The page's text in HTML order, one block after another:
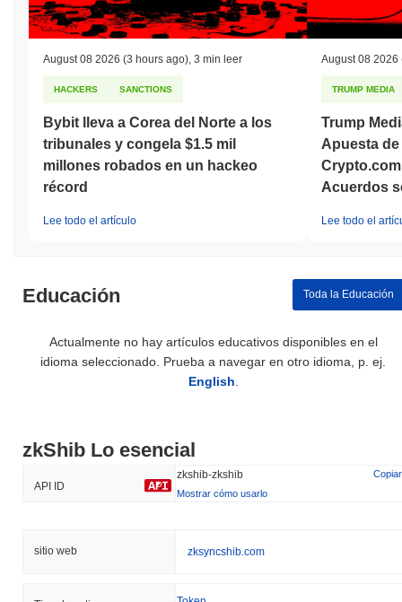
August 08 2026 (3 hours ago) 3 min leer
HACKERS SANCTIONS
Bybit lleva a Corea del Norte a los
tribunales y congela $1.5 mil
millones robados en un hackeo
récord
Lee todo el artículo
August 08 2026
TRUMP MEDIA
Trump
Apuesta
Acuerdos
Lee todo el
Educación Toda la Educación
Actualmente no hay artículos educativos disponibles en el
idioma seleccionado. Prueba a navegar en otro idioma, p. ej.
English
zkShib Lo esencial
API ID
zkshib-zkshib
Copiar
Mostrar cómo usarlo
sitio web zksyncshib.com